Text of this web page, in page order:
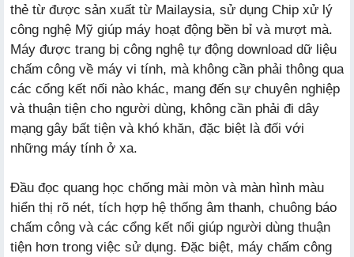
thẻ từ được sản xuất từ Mailaysia, sử dụng Chip xử lý
công nghệ Mỹ giúp máy hoạt động bền bỉ và mượt mà.
Máy được trang bị công nghệ tự động download dữ liệu
chấm công về máy vi tính, mà không cần phải thông qua
các cổng kết nối nào khác, mang đến sự chuyên nghiệp
và thuận tiện cho người dùng, không cần phải đi dây
mạng gây bất tiện và khó khăn, đặc biệt là đối với
những máy tính ở xa.
Đầu đọc quang học chống mài mòn và màn hình màu
hiển thị rõ nét, tích hợp hệ thống âm thanh, chuông báo
chấm công và các cổng kết nối giúp người dùng thuận
tiện hơn trong việc sử dụng. Đặc biệt, máy chấm công